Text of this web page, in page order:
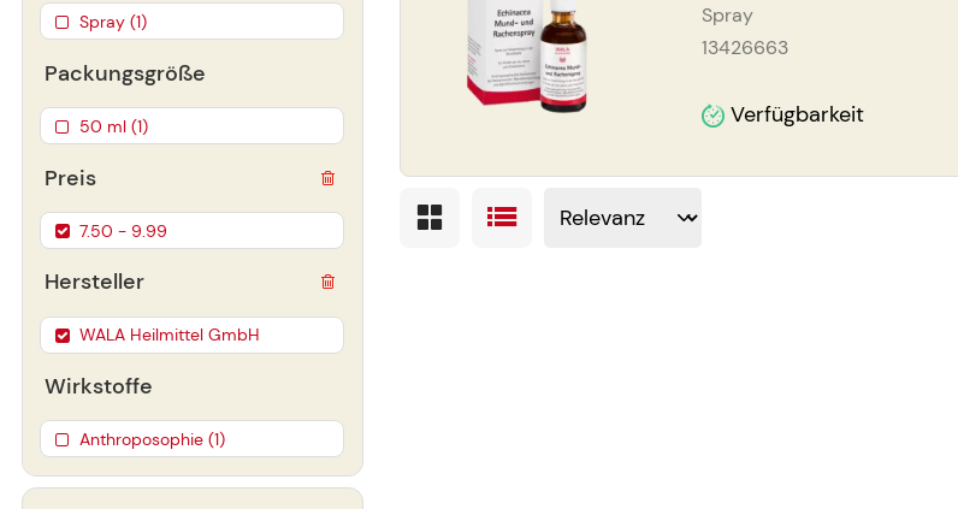
Spray
13426663
Verfügbarkeit
Spray (1)
Packungsgröße
50 ml (1)
Preis
7.50 - 9.99
Hersteller
WALA Heilmittel GmbH
Wirkstoffe
Anthroposophie (1)